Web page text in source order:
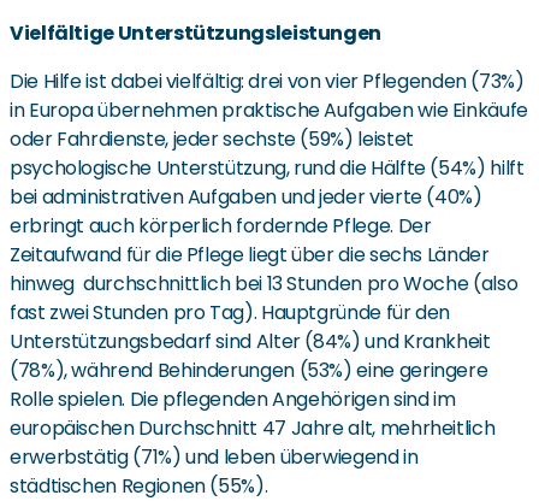
Vielfältige Unterstützungsleistungen
Die Hilfe ist dabei vielfältig: drei von vier Pflegenden (73%)
in Europa übernehmen praktische Aufgaben wie Einkäufe
oder Fahrdienste, jeder sechste (59%) leistet
psychologische Unterstützung, rund die Hälfte (54%) hilft
bei administrativen Aufgaben und jeder vierte (40%)
erbringt auch körperlich fordernde Pflege. Der
Zeitaufwand für die Pflege liegt über die sechs Länder
hinweg durchschnittlich bei 13 Stunden pro Woche (also
fast zwei Stunden pro Tag). Hauptgründe für den
Unterstützungsbedarf sind Alter (84%) und Krankheit
(78%), während Behinderungen (53%) eine geringere
Rolle spielen. Die pflegenden Angehörigen sind im
europäischen Durchschnitt 47 Jahre alt, mehrheitlich
erwerbstätig (71%) und leben überwiegend in
städtischen Regionen (55%).